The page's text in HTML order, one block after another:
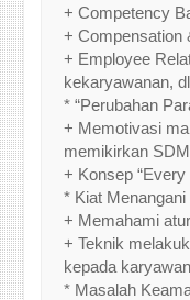
+ Competency
+ Compensation
+ Employee
kekaryawanan,
* “Perubahan
+ Memotivasi
memikirkan
+ Konsep
* Kiat
+ Memahami
+ Teknik
kepada
* Masalah